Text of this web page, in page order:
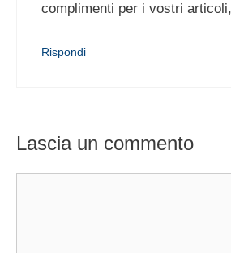
complimenti per i vostri
Rispondi
Lascia un commento